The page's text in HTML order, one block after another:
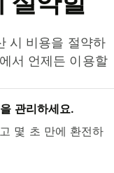
시 비용을 절약하
서 언제든 이용할
관리하세요.
몇 초 만에 환전하